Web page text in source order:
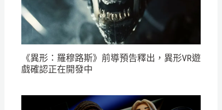
《異形：羅穆路斯》前導預告釋出，異形VR遊
戲確認正在開發中